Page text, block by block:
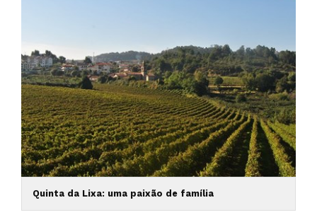
Quinta da Lixa: uma paixão de família